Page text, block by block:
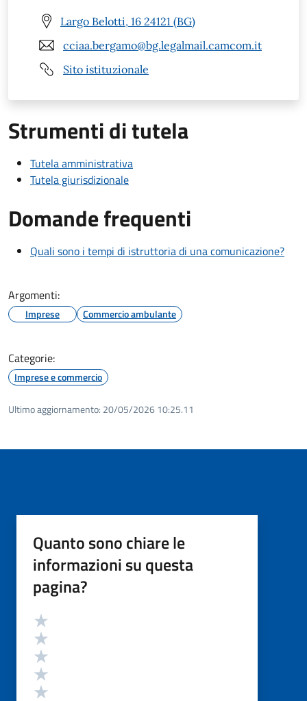
Largo Belotti, 16 24121 (BG)
cciaa.bergamo@bg.legalmail.camcom.it
Sito istituzionale
Strumenti di tutela
Tutela amministrativa
Tutela giurisdizionale
Domande frequenti
Quali sono i tempi di istruttoria di una comunicazione?
Argomenti:
Imprese Commercio ambulante
Categorie:
Imprese e commercio
Ultimo aggiornamento: 20/05/2026 10:25.11
Quanto sono chiare le
informazioni su questa
pagina?
Valutazione